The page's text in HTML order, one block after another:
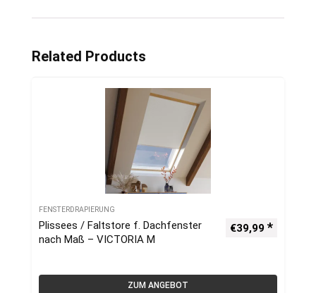
Related Products
FENSTERDRAPIERUNG
Plissees / Faltstore f. Dachfenster
nach Maß – VICTORIA M
€39,99
ZUM ANGEBOT